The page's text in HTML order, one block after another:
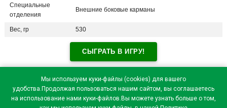
Мы используем куки-файлы (cookies) для вашего
удобства.Продолжая пользоваться нашим сайтом, вы соглашаетесь
на использование нами куки-файлов.Вы можете узнать больше о том,
Специальные
отделения
Внешние боковые карманы
Вес, гр 530
СЫГРАТЬ В ИГРУ!